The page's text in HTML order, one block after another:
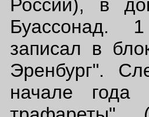
России), в
Буассонад.
записал в
Эренбург".
начале